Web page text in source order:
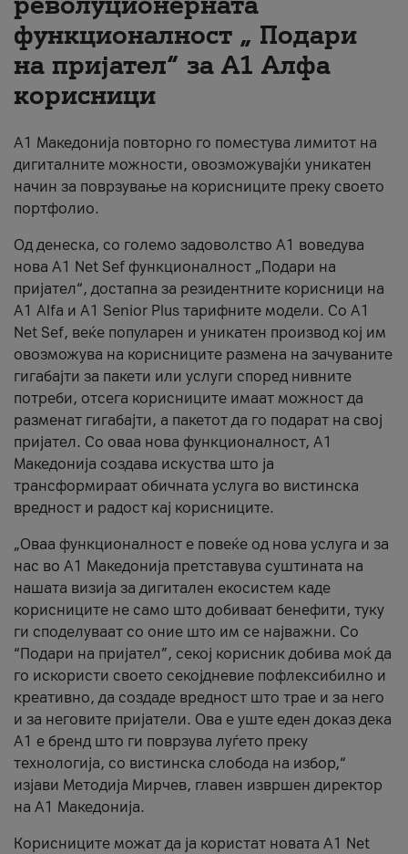
За нас
#ПодобарОнлајн
функционалност „ Подари
на пријател“ за А1 Алфа
корисници
А1 Македонија повторно го поместува лимитот на
дигиталните можности, овозможувајќи уникатен
начин за поврзување на корисниците преку своето
портфолио.
Од денеска, со големо задоволство А1 воведува
нова A1 Net Sef функционалност „Подари на
пријател“, достапна за резидентните корисници на
А1 Alfa и A1 Senior Plus тарифните модели. Со A1
Net Sef, веќе популарен и уникатен производ кој им
овозможува на корисниците размена на зачуваните
гигабајти за пакети или услуги според нивните
потреби, отсега корисниците имаат можност да
разменат гигабајти, а пакетот да го подарат на свој
пријател. Со оваа нова функционалност, А1
Македонија создава искуства што ја
трансформираат обичната услуга во вистинска
вредност и радост кај корисниците.
„Оваа функционалност е повеќе од нова услуга и за
нас во А1 Македонија претставува суштината на
нашата визија за дигитален екосистем каде
корисниците не само што добиваат бенефити, туку
ги споделуваат со оние што им се најважни. Со
“Подари на пријател”, секој корисник добива моќ да
го искористи своето секојдневие пофлексибилно и
креативно, да создаде вредност што трае и за него
и за неговите пријатели. Ова е уште еден доказ дека
А1 е бренд што ги поврзува луѓето преку
технологија, со вистинска слобода на избор,“
изјави Методија Мирчев, главен извршен директор
на А1 Македонија.
Корисниците можат да ја користат новата А1 Net